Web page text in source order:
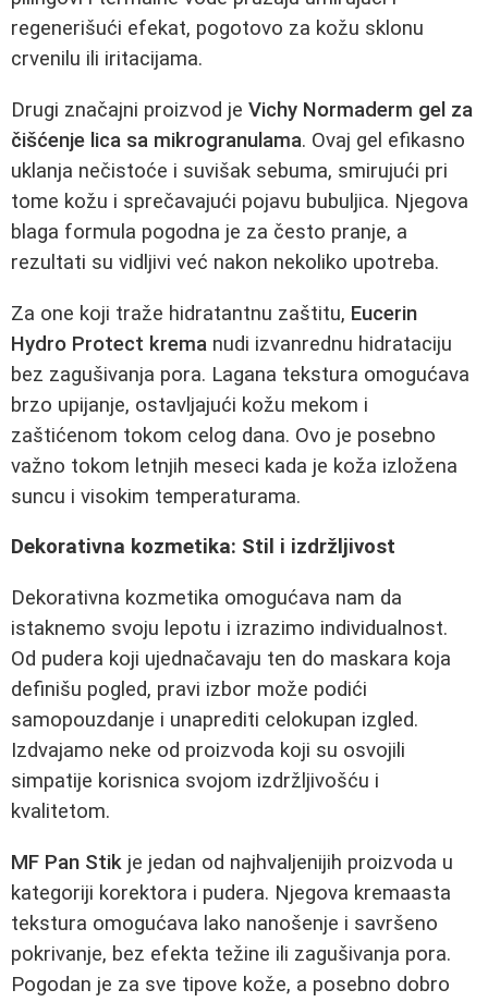
regenerišući efekat, pogotovo za kožu sklonu
crvenilu ili iritacijama.
Drugi značajni proizvod je Vichy Normaderm gel za
čišćenje lica sa mikrogranulama. Ovaj gel efikasno
uklanja nečistoće i suvišak sebuma, smirujući pri
tome kožu i sprečavajući pojavu bubuljica. Njegova
blaga formula pogodna je za često pranje, a
rezultati su vidljivi već nakon nekoliko upotreba.
Za one koji traže hidratantnu zaštitu, Eucerin
Hydro Protect krema nudi izvanrednu hidrataciju
bez zagušivanja pora. Lagana tekstura omogućava
brzo upijanje, ostavljajući kožu mekom i
zaštićenom tokom celog dana. Ovo je posebno
važno tokom letnjih meseci kada je koža izložena
suncu i visokim temperaturama.
Dekorativna kozmetika: Stil i izdržljivost
Dekorativna kozmetika omogućava nam da
istaknemo svoju lepotu i izrazimo individualnost.
Od pudera koji ujednačavaju ten do maskara koja
definišu pogled, pravi izbor može podići
samopouzdanje i unaprediti celokupan izgled.
Izdvajamo neke od proizvoda koji su osvojili
simpatije korisnica svojom izdržljivošću i
kvalitetom.
MF Pan Stik je jedan od najhvaljenijih proizvoda u
kategoriji korektora i pudera. Njegova kremaasta
tekstura omogućava lako nanošenje i savršeno
pokrivanje, bez efekta težine ili zagušivanja pora.
Pogodan je za sve tipove kože, a posebno dobro